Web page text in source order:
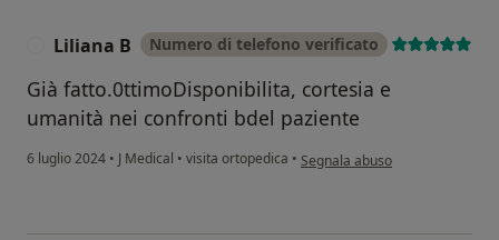
Liliana B Numero di telefono verificato
Già fatto.0ttimoDisponibilita, cortesia e
umanità nei confronti bdel paziente
6 luglio 2024 • J Medical • visita ortopedica • secondo l'opinione dell'utente
Segnala abuso